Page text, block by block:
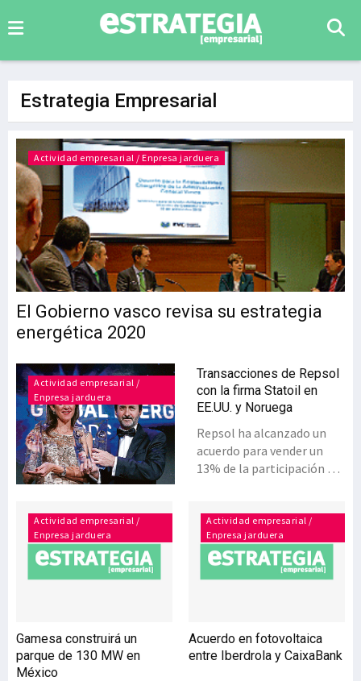
Estrategia Empresarial
El Gobierno vasco revisa su estrategia
energética 2020
Actividad empresarial / Enpresa jarduera
Actividad empresarial /
Enpresa jarduera
Transacciones de Repsol
con la firma Statoil en
EE.UU. y Noruega
Repsol ha alcanzado un
acuerdo para vender un
13% de la participación en
adquiere a esta compañía
un 15% en el campo
productivo Gudrun, en
Noruega. Ambas
un efecto neutral en la
cuenta de resultados de
Actividad empresarial /
Enpresa jarduera
Gamesa construirá un
parque de 130 MW en
México
Actividad empresarial /
Enpresa jarduera
Acuerdo en fotovoltaica
entre Iberdrola y CaixaBank